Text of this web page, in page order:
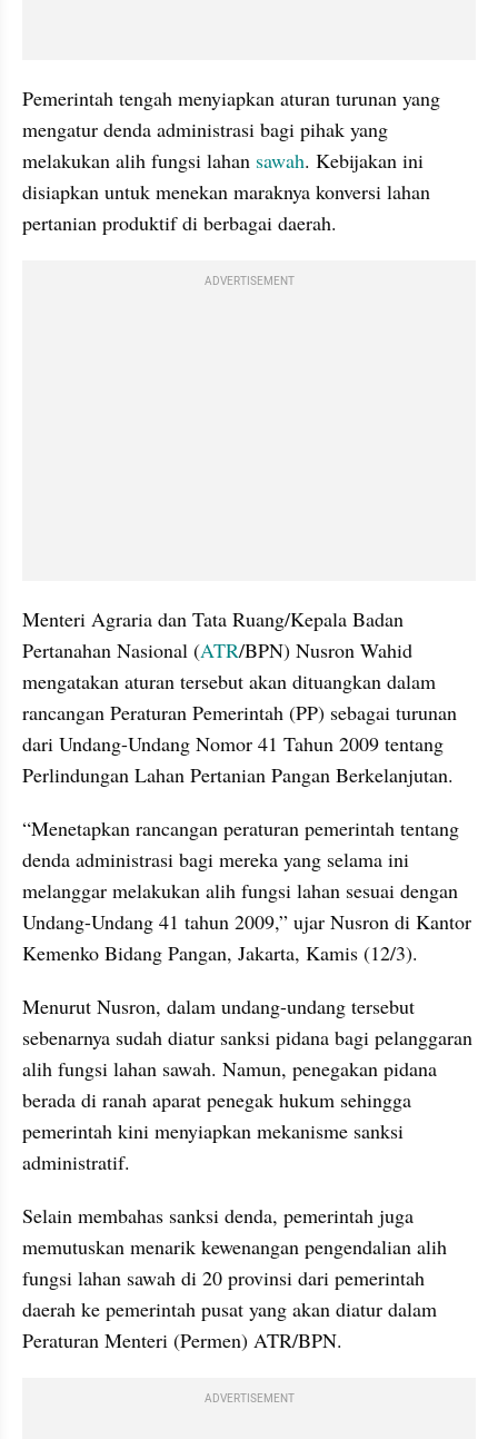
Pemerintah tengah menyiapkan aturan turunan yang
mengatur denda administrasi bagi pihak yang
melakukan alih fungsi lahan sawah. Kebijakan ini
disiapkan untuk menekan maraknya konversi lahan
pertanian produktif di berbagai daerah.
ADVERTISEMENT
Menteri Agraria dan Tata Ruang/Kepala Badan
Pertanahan Nasional (ATR/BPN) Nusron Wahid
mengatakan aturan tersebut akan dituangkan dalam
rancangan Peraturan Pemerintah (PP) sebagai turunan
dari Undang-Undang Nomor 41 Tahun 2009 tentang
Perlindungan Lahan Pertanian Pangan Berkelanjutan.
“Menetapkan rancangan peraturan pemerintah tentang
denda administrasi bagi mereka yang selama ini
melanggar melakukan alih fungsi lahan sesuai dengan
Undang-Undang 41 tahun 2009,” ujar Nusron di Kantor
Kemenko Bidang Pangan, Jakarta, Kamis (12/3).
Menurut Nusron, dalam undang-undang tersebut
sebenarnya sudah diatur sanksi pidana bagi pelanggaran
alih fungsi lahan sawah. Namun, penegakan pidana
berada di ranah aparat penegak hukum sehingga
pemerintah kini menyiapkan mekanisme sanksi
administratif.
Selain membahas sanksi denda, pemerintah juga
memutuskan menarik kewenangan pengendalian alih
fungsi lahan sawah di 20 provinsi dari pemerintah
daerah ke pemerintah pusat yang akan diatur dalam
Peraturan Menteri (Permen) ATR/BPN.
ADVERTISEMENT